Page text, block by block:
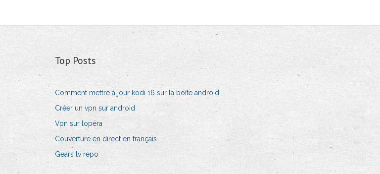
Top Posts
Comment mettre à jour kodi 16 sur la boîte android
Créer un vpn sur android
Vpn sur lopéra
Couverture en direct en français
Gears tv repo